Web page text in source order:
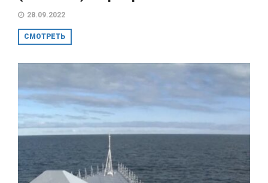
28.09.2022
СМОТРЕТЬ